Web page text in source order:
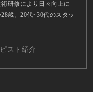
研修により日々向上に
歳。20代~30代のスタッ
スト紹介